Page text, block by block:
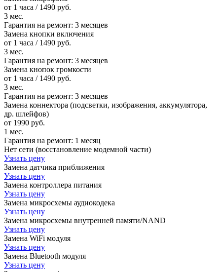
от 1 часа / 1490 руб.
3 мес.
Гарантия на ремонт: 3 месяцев
Замена кнопки включения
от 1 часа / 1490 руб.
3 мес.
Гарантия на ремонт: 3 месяцев
Замена кнопок громкости
от 1 часа / 1490 руб.
3 мес.
Гарантия на ремонт: 3 месяцев
Замена коннектора (подсветки, изображения, аккумулятора,
др. шлейфов)
от 1990 руб.
1 мес.
Гарантия на ремонт: 1 месяц
Нет сети (восстановление модемной части)
Узнать цену
Замена датчика приближения
Узнать цену
Замена контроллера питания
Узнать цену
Замена микросхемы аудиокодека
Узнать цену
Замена микросхемы внутренней памяти/NAND
Узнать цену
Замена WiFi модуля
Узнать цену
Замена Bluetooth модуля
Узнать цену